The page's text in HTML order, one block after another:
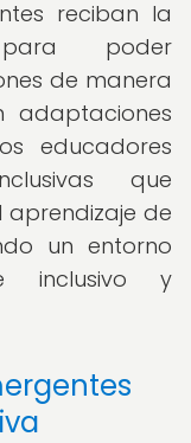
reciban la
poder
de manera
adaptaciones
educadores
que
de
un entorno
inclusivo y